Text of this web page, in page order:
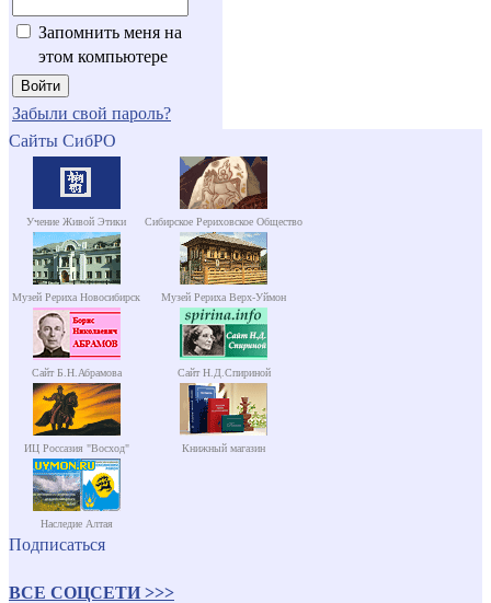
Запомнить меня на
этом компьютере
Забыли свой пароль?
Сайты СибРО
Учение Живой Этики Сибирское Рериховское Общество
Музей Рериха Новосибирск Музей Рериха Верх-Уймон
Сайт Б.Н.Абрамова Сайт Н.Д.Спириной
ИЦ Россазия "Восход" Книжный магазин
Наследие Алтая
Подписаться
ВСЕ СОЦСЕТИ >>>